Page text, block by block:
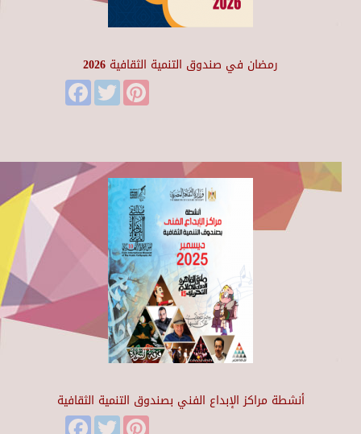
رمضان في صندوق التنمية الثقافية 2026
FacebookTwitter
أنشطة مراكز الإبداع الفني بصندوق التنمية الثقافية
FacebookTwitter